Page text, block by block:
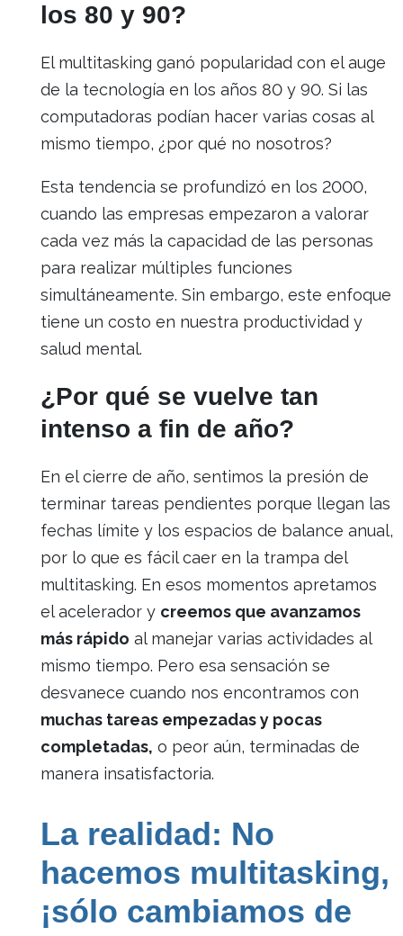
los 80 y 90?
El multitasking ganó popularidad con el auge
de la tecnología en los años 80 y 90. Si las
computadoras podían hacer varias cosas al
mismo tiempo, ¿por qué no nosotros?
Esta tendencia se profundizó en los 2000,
cuando las empresas empezaron a valorar
cada vez más la capacidad de las personas
para realizar múltiples funciones
simultáneamente. Sin embargo, este enfoque
tiene un costo en nuestra productividad y
salud mental.
¿Por qué se vuelve tan
intenso a fin de año?
En el cierre de año, sentimos la presión de
terminar tareas pendientes porque llegan las
fechas límite y los espacios de balance anual,
por lo que es fácil caer en la trampa del
multitasking. En esos momentos apretamos
el acelerador y creemos que avanzamos
más rápido al manejar varias actividades al
mismo tiempo. Pero esa sensación se
desvanece cuando nos encontramos con
muchas tareas empezadas y pocas
completadas, o peor aún, terminadas de
manera insatisfactoria.
La realidad: No
hacemos multitasking,
¡sólo cambiamos de